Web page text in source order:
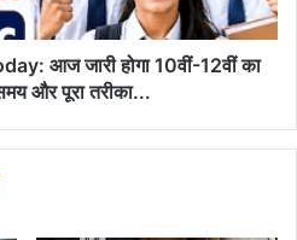
आज जारी होगा 10वीं-12वीं का
और पूरा तरीका...